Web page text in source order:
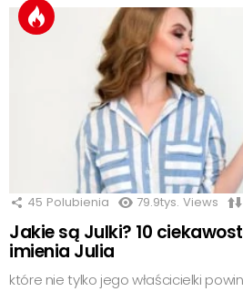
45 Polubienia 79.9tys. Views
Jakie są Julki? 10
imienia Julia
które nie tylko jego właścicielki